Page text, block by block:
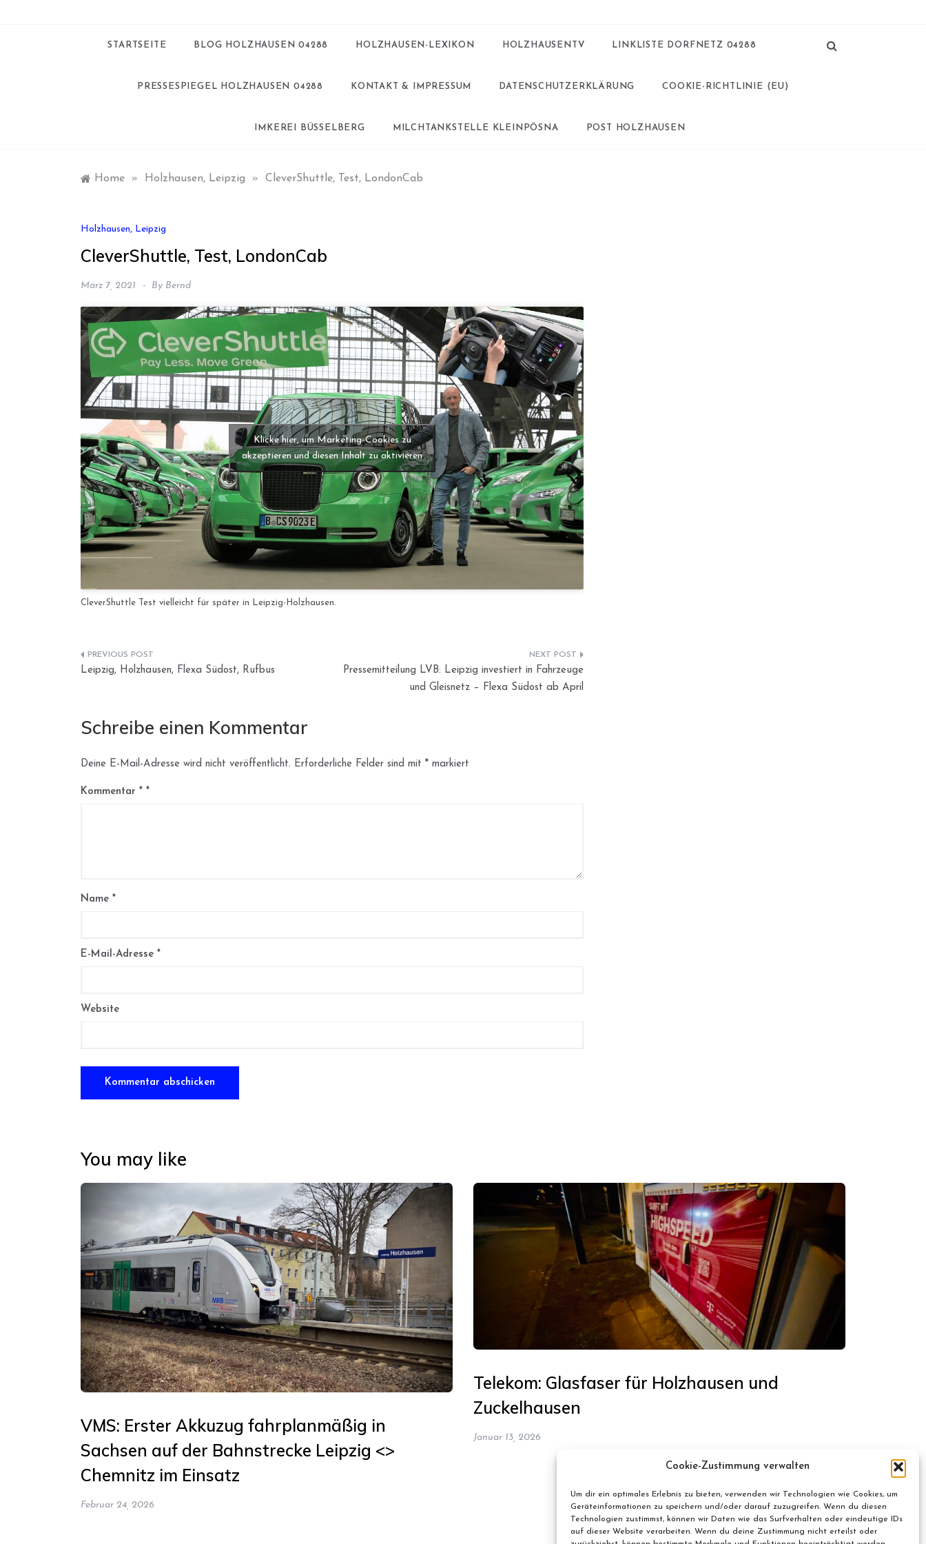
Cookie-Zustimmung verwalten
Um dir ein optimales Erlebnis zu bieten, verwenden wir Technologien wie Cookies, um
Geräteinformationen zu speichern und/oder darauf zuzugreifen. Wenn du diesen
Technologien zustimmst, können wir Daten wie das Surfverhalten oder eindeutige IDs
auf dieser Website verarbeiten. Wenn du deine Zustimmung nicht erteilst oder
STARTSEITE BLOG HOLZHAUSEN 04288 HOLZHAUSEN-LEXIKON HOLZHAUSENTV LINKLISTE DORFNETZ 04288
PRESSESPIEGEL HOLZHAUSEN 04288 KONTAKT & IMPRESSUM DATENSCHUTZERKLÄRUNG COOKIE-RICHTLINIE (EU)
IMKEREI BÜSSELBERG MILCHTANKSTELLE KLEINPÖSNA POST HOLZHAUSEN
Home » Holzhausen, Leipzig » CleverShuttle, Test, LondonCab
Holzhausen, Leipzig
CleverShuttle, Test, LondonCab
März 7, 2021 By Bernd
Klicke hier, um Marketing-Cookies zu
akzeptieren und diesen Inhalt zu aktivieren
CleverShuttle Test vielleicht für später in Leipzig-Holzhausen.
Beitragsnavigation
Leipzig, Holzhausen, Flexa Südost, Rufbus
Pressemitteilung LVB: Leipzig investiert in Fahrzeuge
und Gleisnetz – Flexa Südost ab April
Schreibe einen Kommentar
Deine E-Mail-Adresse wird nicht veröffentlicht. Erforderliche Felder sind mit * markiert
Kommentar *
Name *
E-Mail-Adresse *
Website
You may like
VMS: Erster Akkuzug fahrplanmäßig in
Sachsen auf der Bahnstrecke Leipzig <>
Chemnitz im Einsatz
Februar 24, 2026
Telekom: Glasfaser für Holzhausen und
Zuckelhausen
Januar 13, 2026